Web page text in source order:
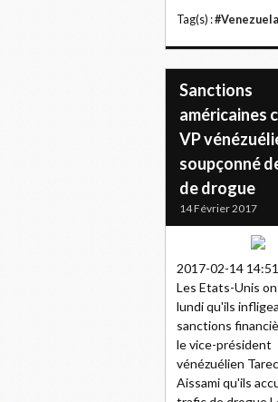
Tag(s) :#Venezuela
Sanctions
américaines
VP
soupçonné
de drogue
14 Février 2017
2017-02-14
Les Etats-Unis
lundi qu'ils
sanctions
le vice-président
vénézuélien
Aissami qu'ils